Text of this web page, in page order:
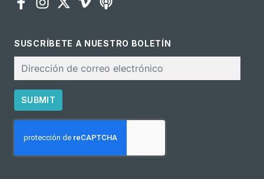
SUSCRÍBETE A NUESTRO BOLETÍN
electrónico
SUBMIT